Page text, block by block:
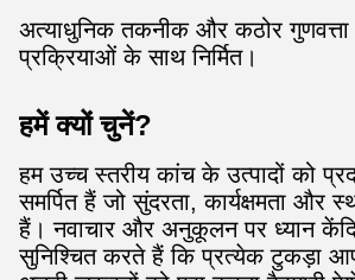
अत्याधुनिक तकनीक और कठोर गुणवत्ता
प्रक्रियाओं के साथ निर्मित।
हमें क्यों चुनें?
हम उच्च स्तरीय कांच के उत्पादों को
समर्पित हैं जो सुंदरता, कार्यक्षमता और
हैं। नवाचार और अनुकूलन पर ध्यान
सुनिश्चित करते हैं कि प्रत्येक टुकड़ा